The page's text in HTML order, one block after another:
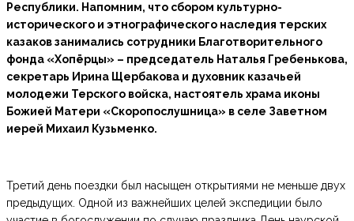
Республики. Напомним, что сбором культурно-
исторического и этнографического наследия терских
казаков занимались сотрудники Благотворительного
фонда «Хопёрцы» – председатель Наталья Гребенькова,
секретарь Ирина Щербакова и духовник казачьей
молодежи Терского войска, настоятель храма иконы
Божией Матери «Скоропослушница» в селе Заветном
иерей Михаил Кузьменко.
Третий день поездки был насыщен открытиями не меньше двух
предыдущих. Одной из важнейших целей экспедиции было